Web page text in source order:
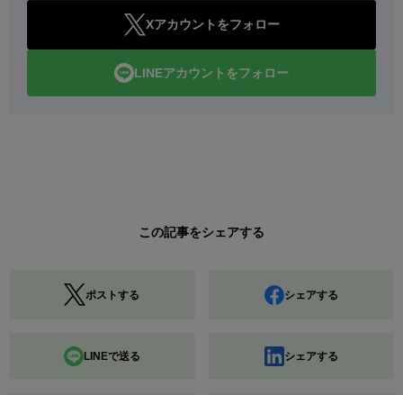
Xアカウントをフォロー
LINEアカウントをフォロー
この記事をシェアする
ポストする シェアする
LINEで送る シェアする